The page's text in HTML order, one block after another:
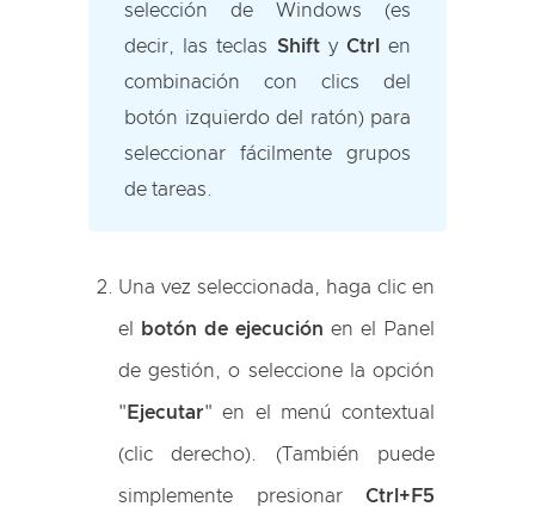
selección de Windows (es
decir, las teclas Shifty Ctrl
en
combinación con clics del
botón izquierdo del ratón) para
seleccionar fácilmente grupos
de tareas.
Una vez seleccionada, haga clic en
el botón de ejecución en el Panel
de gestión, o seleccione la opción
" Ejecutar" en el menú contextual
(clic derecho). (También puede
simplemente presionar Ctrl+F5